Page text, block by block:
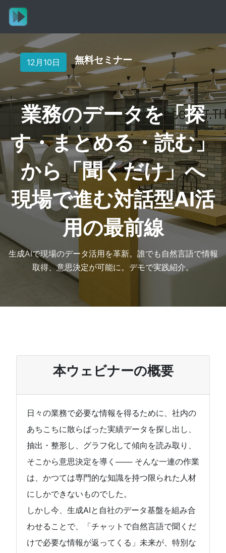
12月10日 無料セミナー
業務のデータを「探
す・まとめる・読む」
から「聞くだけ」へ
現場で進む対話型AI活
用の最前線
生成AIで現場のデータ活用を革新。誰でも自然言語で情報
取得、意思決定が可能に。デモで実践紹介。
本ウェビナーの概要
日々の業務で必要な情報を得るために、社内の
あちこちに散らばった実績データを探し出し、
抽出・整形し、グラフ化して傾向を読み取り、
そこから意思決定を導く─── そんな一連の作業
は、かつては専門的な知識を持つ限られた人材
にしかできないものでした。
しかし今、生成AIと自社のデータ基盤を組み合
わせることで、「チャットで自然言語で聞くだ
けで必要な情報が返ってくる」未来が、特別な